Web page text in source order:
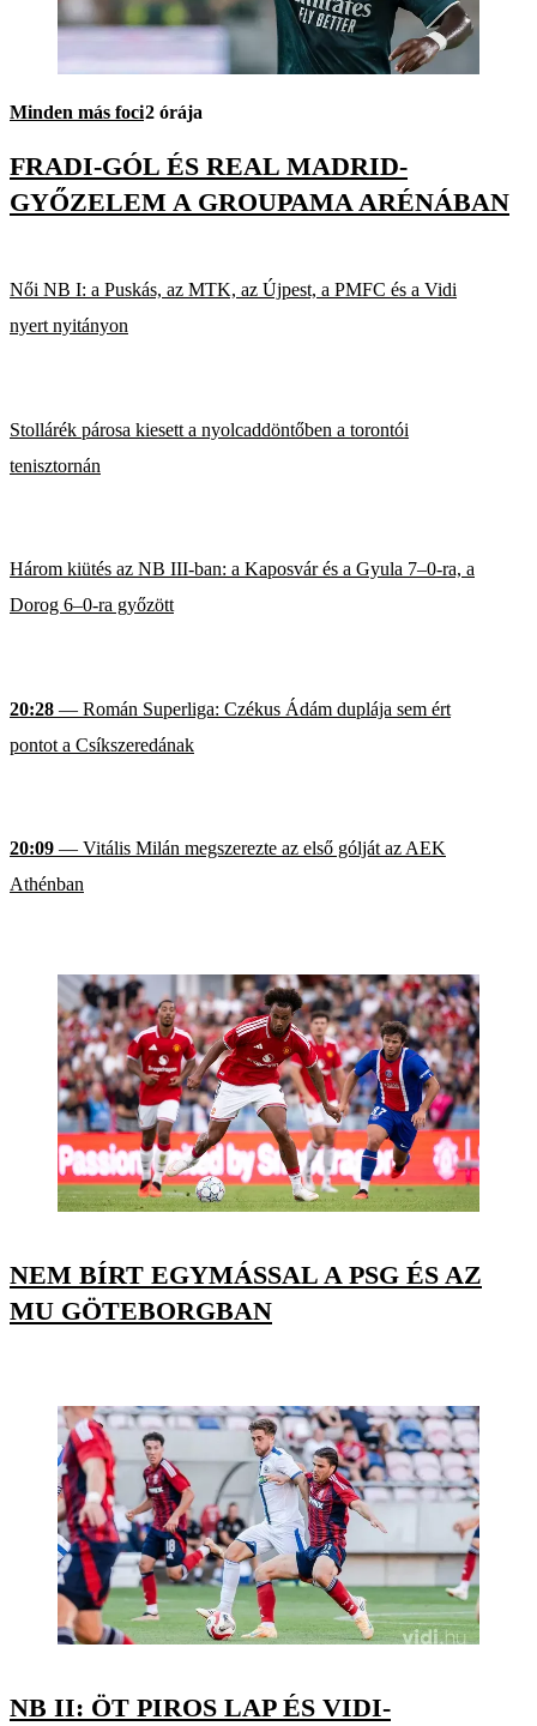
Minden más foci2 órája
FRADI-GÓL ÉS REAL MADRID-
GYŐZELEM A GROUPAMA ARÉNÁBAN
Női NB I: a Puskás, az MTK, az Újpest, a PMFC és a Vidi
nyert nyitányon
Stollárék párosa kiesett a nyolcaddöntőben a torontói
tenisztornán
Három kiütés az NB III-ban: a Kaposvár és a Gyula 7–0-ra, a
Dorog 6–0-ra győzött
20:28 — Román Superliga: Czékus Ádám duplája sem ért
pontot a Csíkszeredának
20:09 — Vitális Milán megszerezte az első gólját az AEK
Athénban
NEM BÍRT EGYMÁSSAL A PSG ÉS AZ
MU GÖTEBORGBAN
NB II: ÖT PIROS LAP ÉS VIDI-